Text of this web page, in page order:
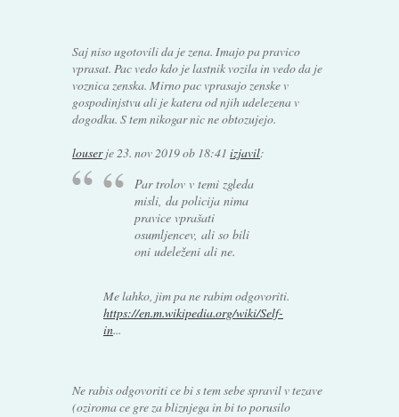
Saj niso ugotovili da je zena. Imajo pa pravico
vprasat. Pac vedo kdo je lastnik vozila in vedo da je
voznica zenska. Mirno pac vprasajo zenske v
gospodinjstvu ali je katera od njih udelezena v
dogodku. S tem nikogar nic ne obtozujejo.
louserje 23. nov 2019 ob 18:41 izjavil:
Par trolov v temi zgleda
misli, da policija nima
pravice vprašati
osumljencev, ali so bili
oni udeleženi ali ne.
Me lahko, jim pa ne rabim odgovoriti.
https://en.m.wikipedia.org/wiki/Self-
in...
Ne rabis odgovoriti ce bi s tem sebe spravil v tezave
(oziroma ce gre za bliznjega in bi to porusilo